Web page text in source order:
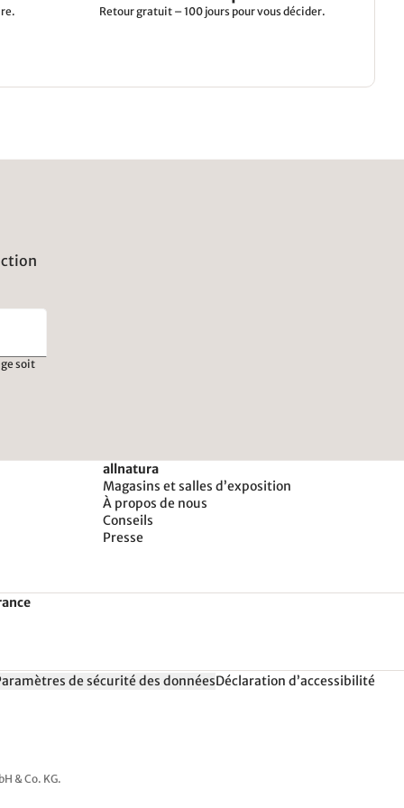
Retour gratuit – 100 jours pour vous décider.
soit
allnatura
Magasins et salles d’exposition
À propos de nous
Conseils
Presse
de sécurité des donnéesDéclaration d’accessibilité
& Co. KG.